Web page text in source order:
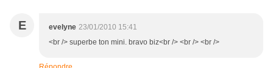
E evelyne 23/01/2010 15:41
<br /> superbe ton mini. bravo biz<br /> <br /> <br />